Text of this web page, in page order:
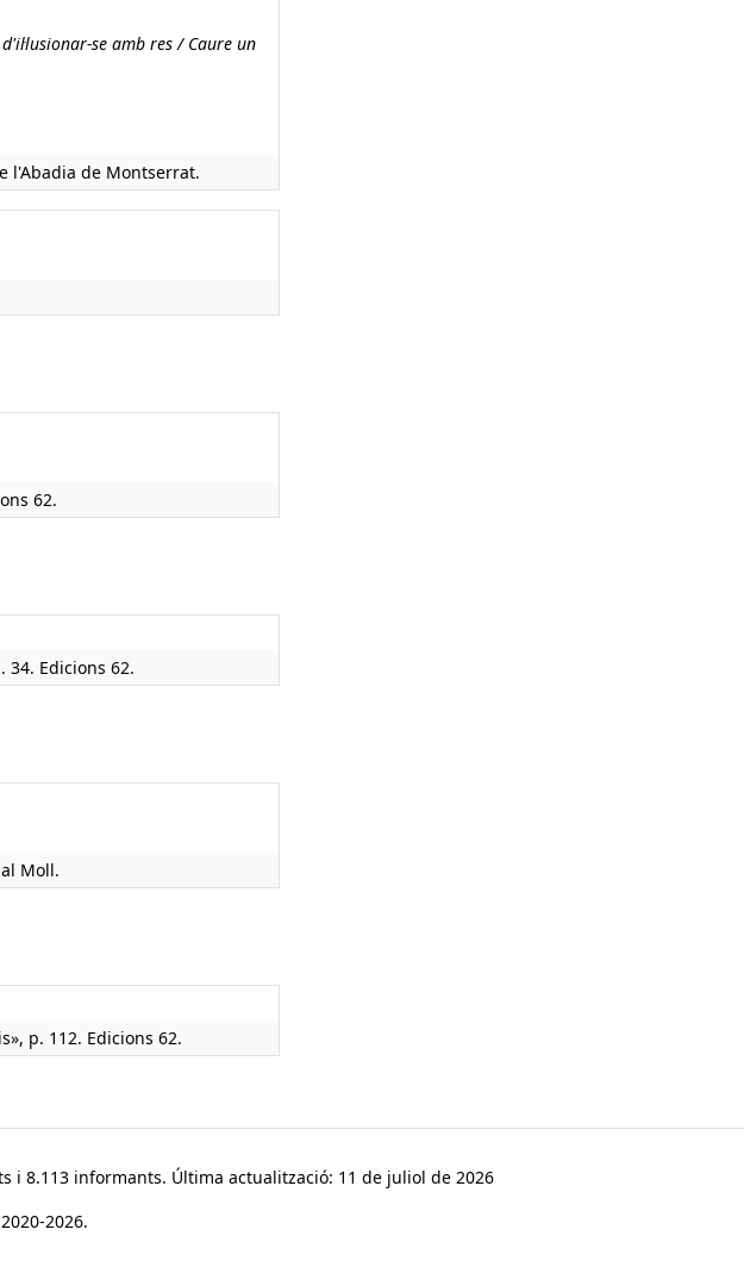
se amb res / Caure un
l'Abadia de Montserrat.
62.
34. Edicions 62.
Moll.
p. 112. Edicions 62.
i 8.113 informants. Última actualització: 11 de juliol de 2026
2026.